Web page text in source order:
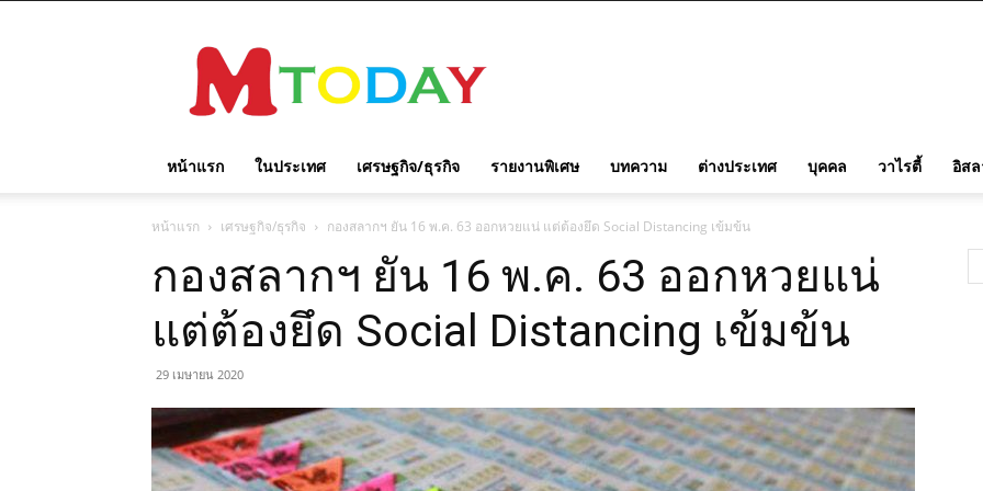
TODAY
หน้าแรก ในประเทศ เศรษฐกิจ/ธุรกิจ รายงานพิเศษ บทความ ต่างประเทศ บุคคล วาไรตี้ อิส
หน้าแรก เศรษฐกิจ/ธุรกิจ กองสลากฯ ยัน 16 พ.ค. 63 ออกหวยแน่ แต่ต้องยึด Social Distancing เข้มข้น
กองสลากฯ ยัน 16 พ.ค. 63 ออกหวยแน่
แต่ต้องยึด Social Distancing เข้มข้น
29 เมษายน 2020